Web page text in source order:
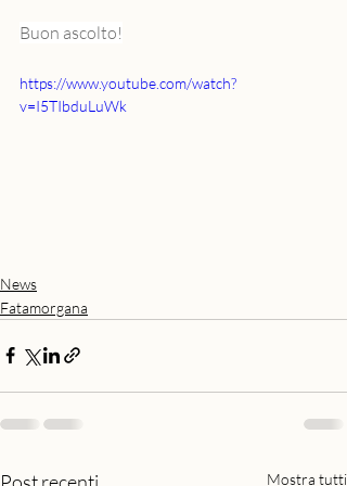
Buon ascolto!
https://www.youtube.com/watch?
v=I5TIbduLuWk
News
Fatamorgana
Mostra tutti